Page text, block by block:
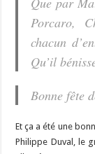
Porcaro,
chacun
Qu’il
Bonne fête
Et ça a été une
Philippe Duval, le